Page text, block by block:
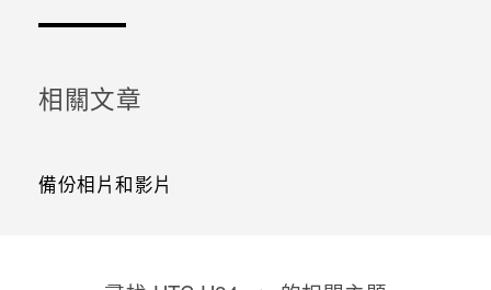
相關文章
備份相片和影片